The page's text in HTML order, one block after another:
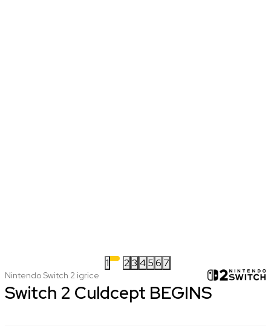
1 2 3 4 56 7
Nintendo Switch 2 igrice
Switch 2 Culdcept BEGINS